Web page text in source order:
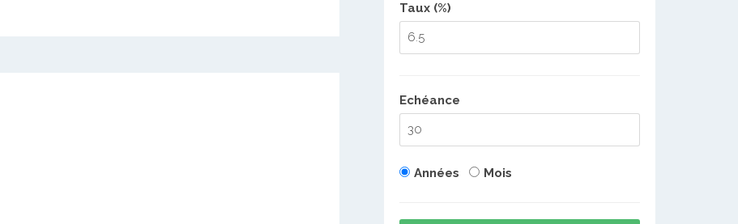
Taux (%)
Echéance
Années Mois